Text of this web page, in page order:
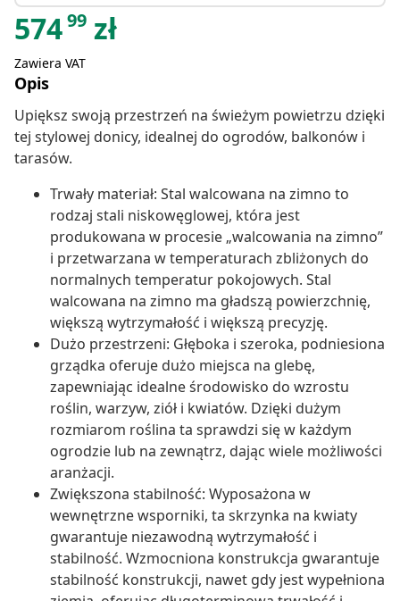
57499 zł
Zawiera VAT
Opis
Upiększ swoją przestrzeń na świeżym powietrzu dzięki
tej stylowej donicy, idealnej do ogrodów, balkonów i
tarasów.
Trwały materiał: Stal walcowana na zimno to
rodzaj stali niskowęglowej, która jest
produkowana w procesie „walcowania na zimno”
i przetwarzana w temperaturach zbliżonych do
normalnych temperatur pokojowych. Stal
walcowana na zimno ma gładszą powierzchnię,
większą wytrzymałość i większą precyzję.
Dużo przestrzeni: Głęboka i szeroka, podniesiona
grządka oferuje dużo miejsca na glebę,
zapewniając idealne środowisko do wzrostu
roślin, warzyw, ziół i kwiatów. Dzięki dużym
rozmiarom roślina ta sprawdzi się w każdym
ogrodzie lub na zewnątrz, dając wiele możliwości
aranżacji.
Zwiększona stabilność: Wyposażona w
wewnętrzne wsporniki, ta skrzynka na kwiaty
gwarantuje niezawodną wytrzymałość i
stabilność. Wzmocniona konstrukcja gwarantuje
stabilność konstrukcji, nawet gdy jest wypełniona